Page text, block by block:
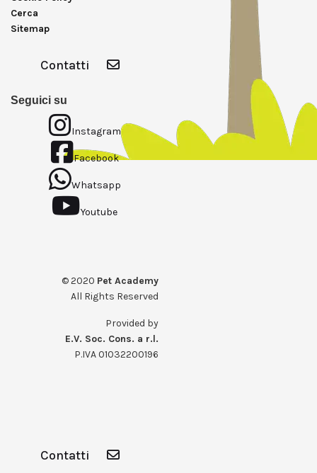
Cerca
Sitemap
Contatti
Seguici su
Instagram
Facebook
Whatsapp
Youtube
© 2020 Pet Academy
All Rights Reserved
Provided by
E.V. Soc. Cons. a r.l.
P.IVA 01032200196
Contatti